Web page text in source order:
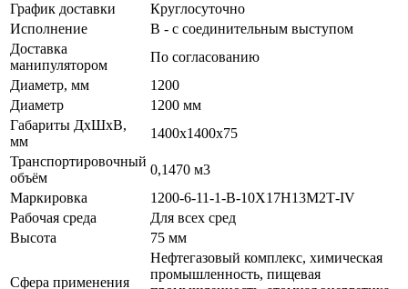
График доставки
Круглосуточно
Исполнение
В - с соединительным выступом
Доставка
манипулятором
По согласованию
Диаметр, мм
1200
Диаметр
1200 мм
Габариты ДхШхВ,
мм
1400х1400х75
Транспортировочный
объём
0,1470 м3
Маркировка
1200-6-11-1-В-10Х17Н13М2Т-IV
Рабочая среда
Для всех сред
Высота
75 мм
Сфера применения
Нефтегазовый комплекс, химическая
промышленность, пищевая